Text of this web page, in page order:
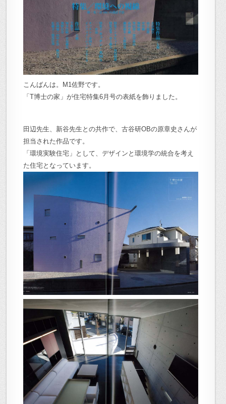
こんばんは。M1佐野です。
「T博士の家」が住宅特集6月号の表紙を飾りました。
田辺先生、新谷先生との共作で、古谷研OBの原章史さんが
担当された作品です。
「環境実験住宅」として、デザインと環境学の統合を考え
た住宅となっています。